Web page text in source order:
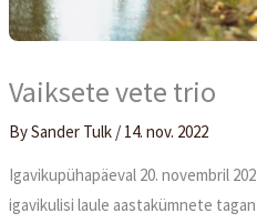
Vaiksete vete trio
BySander Tulk / 14. nov. 2022
Igavikupühapäeval 20. novembril
igavikulisi laule aastakümnete